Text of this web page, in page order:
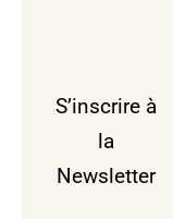
S’inscrire à
la
Newsletter